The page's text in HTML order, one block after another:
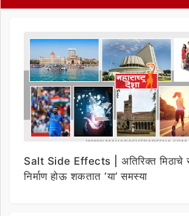
Salt Side Effects | अतिरिक्त मिठाचे
निर्माण होऊ शकतात ‘या’ समस्या